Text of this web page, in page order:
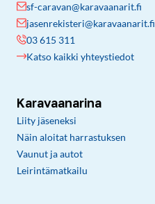
sf-caravan@karavaanarit.fi
jasenrekisteri@karavaanarit.fi
03 615 311
Katso kaikki yhteystiedot
Karavaanarina
Liity jäseneksi
Näin aloitat harrastuksen
Vaunut ja autot
Leirintämatkailu